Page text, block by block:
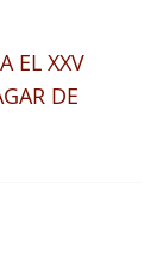
EL XXV
DE